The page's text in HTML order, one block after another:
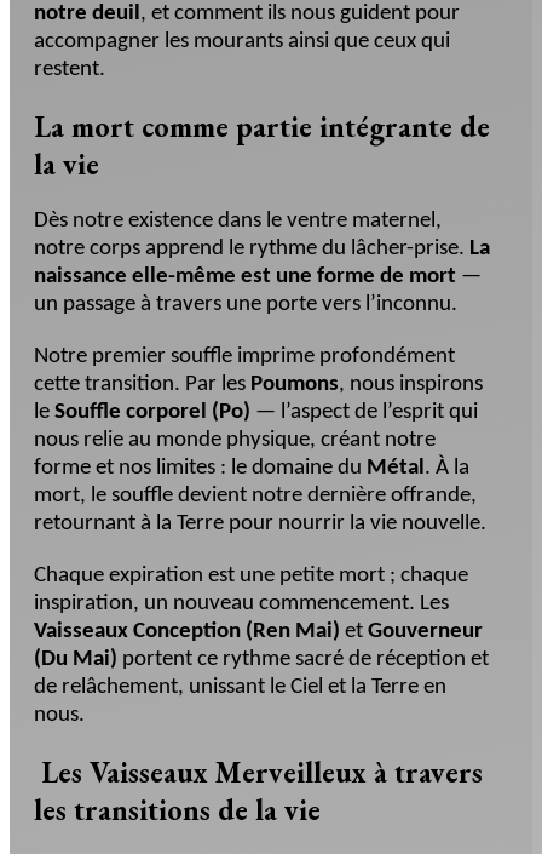
notre deuil, et comment ils nous guident pour
accompagner les mourants ainsi que ceux qui
restent.
La mort comme partie intégrante de
la vie
Dès notre existence dans le ventre maternel,
notre corps apprend le rythme du lâcher-prise. La
naissance elle-même est une forme de mort —
un passage à travers une porte vers l’inconnu.
Notre premier souffle imprime profondément
cette transition. Par les Poumons, nous inspirons
le Souffle corporel (Po) — l’aspect de l’esprit qui
nous relie au monde physique, créant notre
forme et nos limites : le domaine du Métal. À la
mort, le souffle devient notre dernière offrande,
retournant à la Terre pour nourrir la vie nouvelle.
Chaque expiration est une petite mort ; chaque
inspiration, un nouveau commencement. Les
Vaisseaux Conception (Ren Mai) et Gouverneur
(Du Mai) portent ce rythme sacré de réception et
de relâchement, unissant le Ciel et la Terre en
nous.
Les Vaisseaux Merveilleux à travers
les transitions de la vie